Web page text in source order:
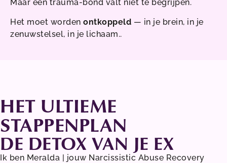
Maar een trauma-bond valt niet te begrijpen.
Het moet worden ontkoppeld — in je brein, in je
zenuwstelsel, in je lichaam..
HET ULTIEME
STAPPENPLAN
DE DETOX VAN JE EX
Ik ben Meralda | jouw Narcissistic Abuse Recovery